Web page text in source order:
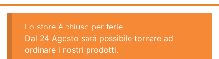
Lo store è chiuso per ferie.
Dal 24 Agosto sarà possibile tornare ad
ordinare i nostri prodotti.